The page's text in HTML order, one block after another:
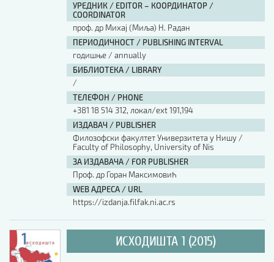
УРЕДНИК / EDITOR – КООРДИНАТОР /
COORDINATOR
проф. др Михај (Миља) Н. Радан
ПЕРИОДИЧНОСТ / PUBLISHING INTERVAL
годишње / annually
БИБЛИОТЕКА / LIBRARY
/
ТЕЛЕФОН / PHONE
+381 18 514 312, локал/ext 191,194
ИЗДАВАЧ / PUBLISHER
Филозофски факултет Универзитета у Нишу /
Faculty of Philosophy, University of Nis
ЗА ИЗДАВАЧА / FOR PUBLISHER
Проф. др Горан Максимовић
WEB АДРЕСА / URL
https://izdanja.filfak.ni.ac.rs
ИСХОДИШТА 1 (2015)